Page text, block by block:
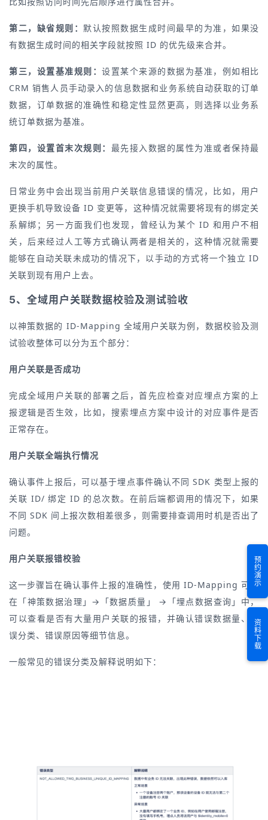
第二，缺省规则： 默认按照数据生成时间最早的为准，如果没
有数据生成时间的相关字段就按照 ID 的优先级来合并。
第三，设置基准规则： 设置某个来源的数据为基准，例如相比
CRM 销售人员手动录入的信息数据和业务系统自动获取的订单
数据，订单数据的准确性和稳定性显然更高，则选择以业务系
统订单数据为基准。
第四，设置首末次规则： 最先接入数据的属性为准或者保持最
末次的属性。
日常业务中会出现当前用户关联信息错误的情况，比如，用户
更换手机导致设备 ID 变更等，这种情况就需要将现有的绑定关
系解绑；另一方面我们也发现，曾经认为某个 ID 和用户不相
关，后来经过人工等方式确认两者是相关的，这种情况就需要
能够在自动关联未成功的情况下，以手动的方式将一个独立 ID
关联到现有用户上去。
5、全域用户关联数据校验及测试验收
以神策数据的 ID-Mapping 全域用户关联为例，数据校验及测
试验收整体可以分为五个部分：
用户关联是否成功
完成全域用户关联的部署之后，首先应检查对应埋点方案的上
报逻辑是否生效，比如，搜索埋点方案中设计的对应事件是否
正常存在。
用户关联全端执行情况
确认事件上报后，可以基于埋点事件确认不同 SDK 类型上报的
关联 ID/ 绑定 ID 的总次数。在前后端都调用的情况下，如果
不同 SDK 间上报次数相差很多，则需要排查调用时机是否出了
问题。
用户关联报错校验
这一步骤旨在确认事件上报的准确性，使用 ID-Mapping 可以
在「神策数据治理」→「数据质量」 →「埋点数据查询」中，
可以查看是否有大量用户关联的报错，并确认错误数据量、错
误分类、错误原因等细节信息。
一般常见的错误分类及解释说明如下：
预约演示
资料下载